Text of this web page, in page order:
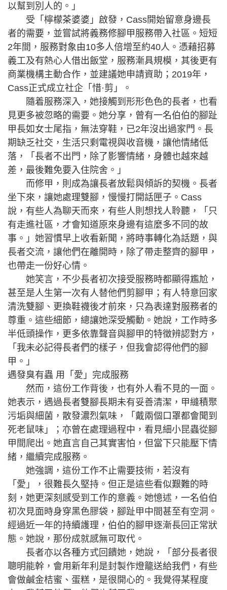
以幫到別人的。」
受「檸檬茶婆婆」啟發，Cass開始留意身邊長
者的需要，並嘗試將義務修腳甲服務帶入社區。短短
2年間，服務對象由10多人倍增至約40人。憑藉招募
義工及有熱心人借出飯堂，服務漸具規模，其後更有
商業機構主動合作，並建議她申請資助；2019年，
Cass正式成立社企「惜·剪」。
隨着服務深入，她接觸到形形色色的長者，也看
見更多被忽略的需要。她分享，曾有一名伯伯的腳趾
甲長如女士尾指，無法穿鞋，已2年沒出過家門。長
期缺乏社交，生活只剩電視與收音機，讓他情緒低
落，「長者不出門，除了影響情緒，身體也越來越
差，最後難免要入住院舍。」
而修甲，則成為讓長者放鬆與傾訴的契機。長者
坐下來，讓她處理雙腳，慢慢打開話匣子。Cass
說，有些人為聊天而來，有些人則想找人聆聽，「只
有走進社區，才會知道原來身邊有這麼多不同的故
事。」她習慣早上收看新聞，將時事轉化為話題，與
長者交流，讓他們在離開時，除了帶走整齊的腳甲，
也帶走一份好心情。
她笑言，不少長者初次接受服務時都顯得尷尬，
甚至是人生第一次有人替他們剪腳甲；有人特意回家
清洗雙腳、更換鞋襪後才前來，只為表達對服務者的
尊重。這些細節，總讓她深受觸動。她說，工作時多
半低頭操作，更多依靠聲音與腳甲的特徵辨認對方，
「我未必記得長者們的樣子，但我會認得他們的腳
甲。」
遇發臭有蟲 用「愛」完成服務
然而，這份工作背後，也有外人看不見的一面。
她表示，遇過長者雙腳長期未有妥善清潔，甲縫積聚
污垢與細菌，散發濃烈氣味，「戴兩個口罩都會聞到
死老鼠味」；亦曾在處理過程中，看見細小昆蟲從腳
甲間爬出。她直言自己其實害怕，但當下只能壓下情
緒，繼續完成服務。
她強調，這份工作不止需要技術，若沒有
「愛」，很難長久堅持。但正是這些看似艱難的時
刻，她更深刻感受到工作的意義。她憶述，一名伯伯
初次見面時身穿黑色膠袋，腳趾甲中間甚至有空洞。
經過近一年的持續護理，伯伯的腳甲逐漸長回正常狀
態。她說，那份成就感無可取代。
長者亦以各種方式回饋她，她說，「部分長者很
聰明能幹，會用新年利是封製作燈籠送給我們，有些
會做鹹金桔蜜、蛋糕，是很開心的。我覺得某程度